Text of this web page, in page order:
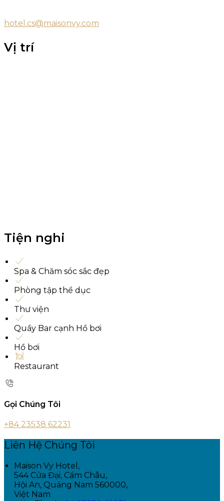
hotel.cs@maisonvy.com
Vị trí
Tiện nghi
Spa & Chăm sóc sắc đẹp
Phòng tập thể dục
Thư viện
Quầy Bar cạnh Hồ bơi
Hồ bơi
Restaurant
Gọi Chúng Tôi
+84 23538 62231
Liên Hệ Chúng Tôi
Maison Vy Hotel,
544 Cửa Đại, Cẩm Châu,
Hội An, Quảng Nam 560000,
Việt Nam